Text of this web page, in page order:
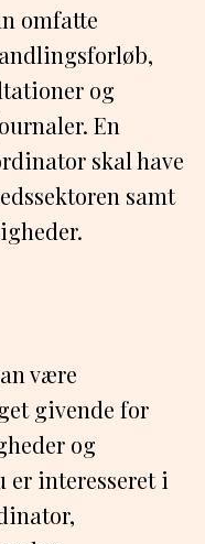
omfatte
og
En
skal have
samt
være
givende for
og
er interesseret i